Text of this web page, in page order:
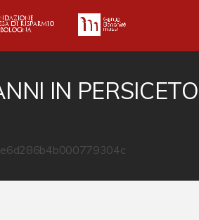
IN PERSICETO